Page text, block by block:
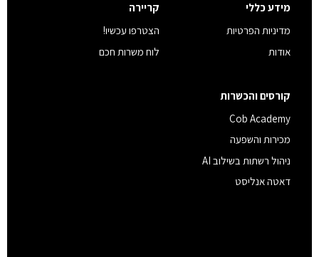
מידע כללי
מדיניות הפרטיות
אודות
קריירה
הצטרפו עכשיו!
לוח משרות חכם
קורסים והכשרות
Cob Academy
מכירות והשפעה
ניהול רשתות בשילוב AI
דאטה אנליסט